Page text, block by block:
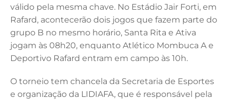
válido pela mesma chave. No Estádio Jair Forti, em
Rafard, acontecerão dois jogos que fazem parte do
grupo B no mesmo horário, Santa Rita e Ativa
jogam às 08h20, enquanto Atlético Mombuca A e
Deportivo Rafard entram em campo às 10h.
O torneio tem chancela da Secretaria de Esportes
e organização da LIDIAFA, que é responsável pela